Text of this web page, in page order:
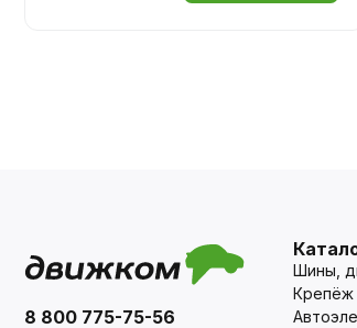
8 800 775-75-56
Шины,
Крепёж